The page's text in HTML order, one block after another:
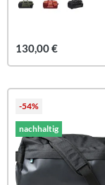
130,00 €
-54%
nachhaltig